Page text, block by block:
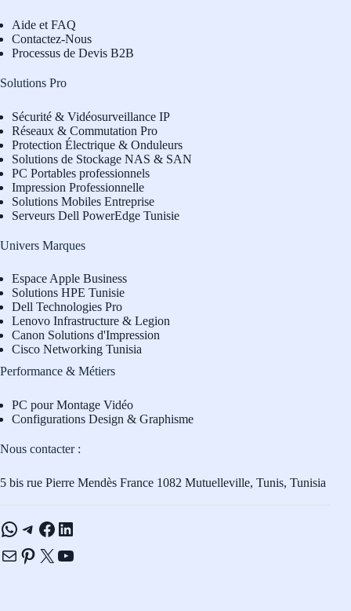
Aide et FAQ
Contactez-Nous
Processus de Devis B2B
Solutions Pro
Sécurité & Vidéosurveillance IP
Réseaux & Commutation Pro
Protection Électrique & Onduleurs
Solutions de Stockage NAS & SAN
PC Portables professionnels
Impression Professionnelle
Solutions Mobiles Entreprise
Serveurs Dell PowerEdge Tunisie
Univers Marques
Espace Apple Business
Solutions HPE Tunisie
Dell Technologies Pro
Lenovo Infrastructure & Legion
Canon Solutions d'Impression
Cisco Networking Tunisia
Performance & Métiers
PC pour Montage Vidéo
Configurations Design & Graphisme
Nous contacter :
5 bis rue Pierre Mendès France 1082 Mutuelleville, Tunis, Tunisia
WhatsApp
Telegram
Facebook
LinkedIn
E-mailPinterest
X YouTube